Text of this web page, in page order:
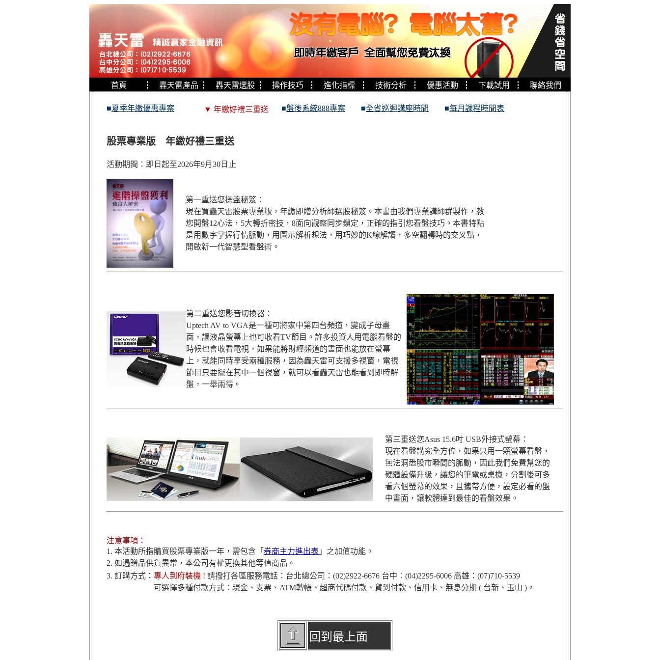
首頁 ┇ 轟天雷產品 ┇ 轟天雷選股 ┇ 操作技巧 ┇ 進化指標 ┇ 技術分析 ┇ 優惠活動 ┇ 下載試用 ┇ 聯絡我們
■夏季年繳優惠專案 ▼ 年繳好禮三重送 ■盤後系統888專案 ■全省巡迴講座時間 ■每月課程時間表
股票專業版 年繳好禮三重送
活動期間：即日起至2026年9月30日止
第一重送您操盤秘笈：
現在買轟天雷股票專業版，年繳即贈分析師選股秘笈。本書由我們專業講師群製作，教
您開盤12心法，5大轉折密技，8面向觀察同步鎖定，正確的指引您看盤技巧。本書特點
是用數字掌握行情脈動，用圖示解析想法，用巧妙的K線解讀，多空翻轉時的交叉點，
開啟新一代智慧型看盤術。
第二重送您影音切換器：
Uptech AV to VGA是一種可將家中第四台頻道，變成子母畫
面，讓液晶螢幕上也可收看TV節目。許多投資人用電腦看盤的
時候也會收看電視，如果能將財經頻道的畫面也能放在螢幕
上，就能同時享受兩種服務，因為轟天雷可支援多視窗，電視
節目只要擺在其中一個視窗，就可以看轟天雷也能看到即時解
盤，一舉兩得。
第三重送您Asus 15.6吋 USB外接式螢幕：
現在看盤講究全方位，如果只用一顆螢幕看盤，
無法洞悉股市瞬間的脈動，因此我們免費幫您的
硬體設備升級，讓您的筆電或桌機，分割後可多
看六個螢幕的效果，且攜帶方便，設定必看的盤
中畫面，讓軟體達到最佳的看盤效果。
注意事項：
1. 本活動所指購買股票專業版一年，需包含「 券商主力進出表 」之加值功能。
2. 如遇贈品供貨異常，本公司有權更換其他等值商品。
3. 訂購方式： 專人到府裝機 ! 請撥打各區服務電話：台北總公司：(02)2922-6676 台中：(04)2295-6006 高雄：(07)710-5539
可選擇多種付款方式：現金、支票、ATM轉帳、超商代碼付款、貨到付款、信用卡、無息分期 ( 台新、玉山 )。
回到最上面